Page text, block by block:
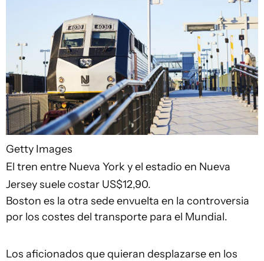
Getty Images
El tren entre Nueva York y el estadio en Nueva
Jersey suele costar US$12,90.
Boston es la otra sede envuelta en la controversia
por los costes del transporte para el Mundial.
Los aficionados que quieran desplazarse en los